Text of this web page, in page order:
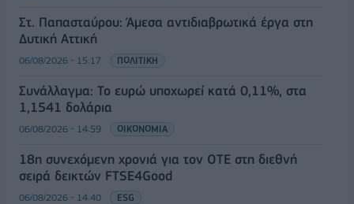
Στ. Παπασταύρου: Άμεσα αντιδιαβρωτικά έργα στη
Δυτική Αττική
06/08/2026 - 15:17 ΠΟΛΙΤΙΚΗ
Συνάλλαγμα: Το ευρώ υποχωρεί κατά 0,11%, στα
1,1541 δολάρια
06/08/2026 - 14:59 ΟΙΚΟΝΟΜΙΑ
18η συνεχόμενη χρονιά για τον ΟΤΕ στη διεθνή
σειρά δεικτών FTSE4Good
06/08/2026 - 14:40 ESG